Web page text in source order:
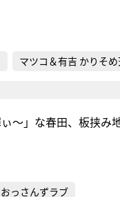
マツコ＆有吉 かりそ
ぃ～」な春田、板挟
おっさんずラブ